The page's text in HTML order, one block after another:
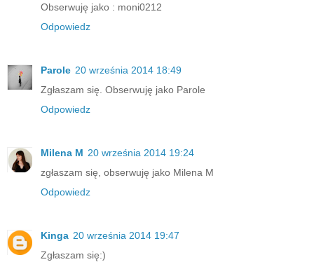
Obserwuję jako : moni0212
Odpowiedz
Parole 20 września 2014 18:49
Zgłaszam się. Obserwuję jako Parole
Odpowiedz
Milena M 20 września 2014 19:24
zgłaszam się, obserwuję jako Milena M
Odpowiedz
Kinga 20 września 2014 19:47
Zgłaszam się:)